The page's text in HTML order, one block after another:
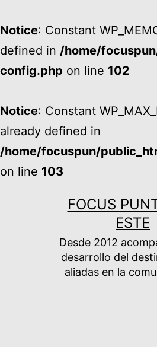
Notice: Constant
defined in /home/
config.php on line 102
Notice: Constant
already defined in
/home/focuspun/
on line 103
FOCUS
ESTE
Desde 2012
desarrollo del
aliadas en la